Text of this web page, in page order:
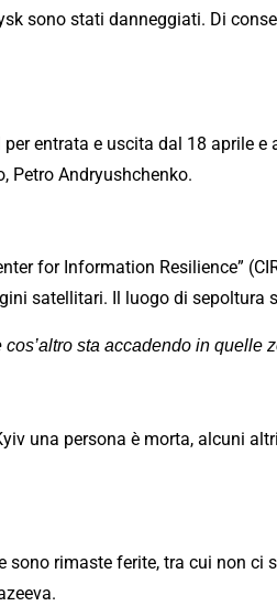
sono stati danneggiati. Di
entrata e uscita dal 18
Petro Andryushchenko.
for Information Resilience”
satellitari. Il luogo di sepoltura
sta accadendo in quelle
una persona è morta, alcuni
sono rimaste ferite, tra cui non